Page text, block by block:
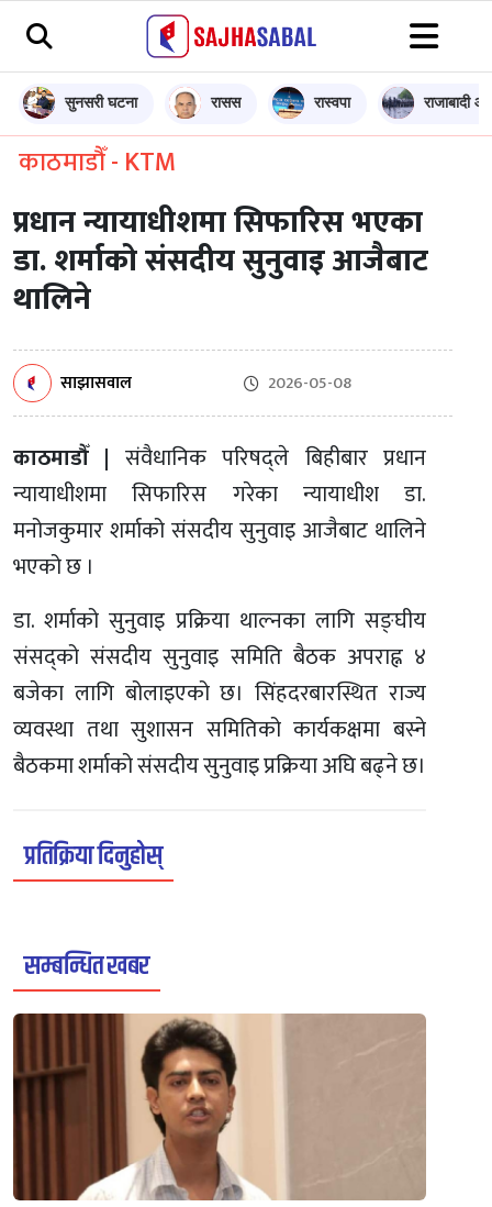
सुनसरी घटना रासस रास्वपा राजाबादी
काठमाडौँ - KTM
प्रधान न्यायाधीशमा सिफारिस भएका
डा. शर्माको संसदीय सुनुवाइ आजैबाट
थालिने
साझासवाल 2026-05-08
काठमाडौँ | संवैधानिक परिषद्ले बिहीबार प्रधान
न्यायाधीशमा सिफारिस गरेका न्यायाधीश डा.
मनोजकुमार शर्माको संसदीय सुनुवाइ आजैबाट थालिने
भएको छ ।
डा. शर्माको सुनुवाइ प्रक्रिया थाल्नका लागि सङ्घीय
संसद्को संसदीय सुनुवाइ समिति बैठक अपराह्न ४
बजेका लागि बोलाइएको छ। सिंहदरबारस्थित राज्य
व्यवस्था तथा सुशासन समितिको कार्यकक्षमा बस्ने
बैठकमा शर्माको संसदीय सुनुवाइ प्रक्रिया अघि बढ्ने छ।
प्रतिक्रिया दिनुहोस्
सम्बन्धित खबर